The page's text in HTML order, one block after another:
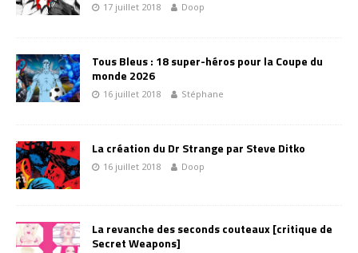
17 juillet 2018 Doop
Tous Bleus : 18 super-héros pour la Coupe du
monde 2026
16 juillet 2018 Stéphane
La création du Dr Strange par Steve Ditko
16 juillet 2018 Doop
La revanche des seconds couteaux [critique de
Secret Weapons]